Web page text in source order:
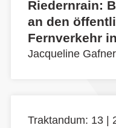
Riedernrain:
an den
Fernverkehr
Jacqueline
Traktandum: 13 |